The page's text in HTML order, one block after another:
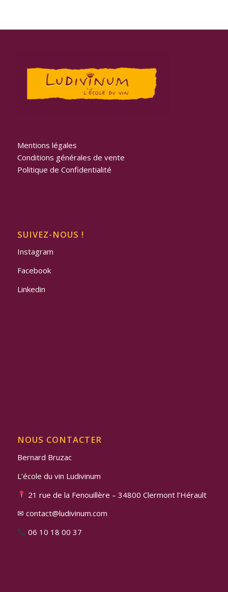
Mentions légales
Conditions générales de vente
Politique de Confidentialité
SUIVEZ-NOUS !
Instagram
Facebook
Linkedin
NOUS CONTACTER
Bernard Bruzac
L’école du vin Ludivinum
21 rue de la Fenouillère – 34800 Clermont l’Hérault
✉ contact@ludivinum.com
06 10 18 00 37